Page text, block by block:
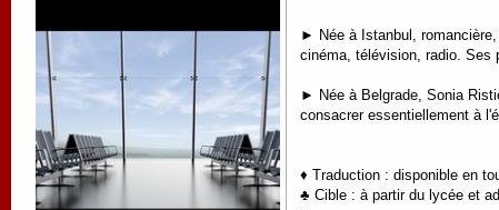
► Née à Istanbul,
cinéma, télévision, radio. Ses
► Née à Belgrade, Sonia
consacrer essentiellement à
♦ Traduction : disponible en
♣ Cible : à partir du lycée et